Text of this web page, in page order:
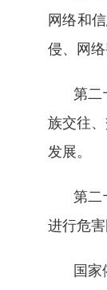
网络和
侵、网
第二
族交往
发展。
第二
进行危
国